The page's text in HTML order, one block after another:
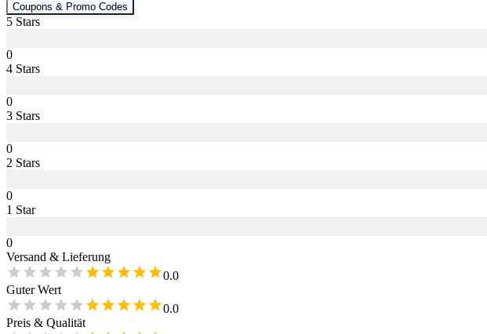
Coupons & Promo Codes
5 Stars
0
4 Stars
0
3 Stars
0
2 Stars
0
1 Star
0
Versand & Lieferung
0.0
Guter Wert
0.0
Preis & Qualität